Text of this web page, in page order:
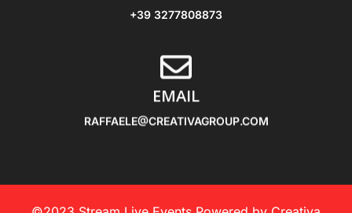
+39 3277808873
EMAIL
RAFFAELE@CREATIVAGROUP.COM